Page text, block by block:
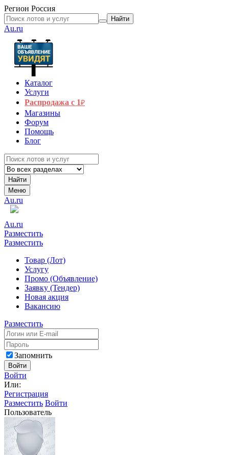
Регион Россия
Найти
Au.ru
Каталог
Услуги
Распродажа с 1₽
Магазины
Форум
Помощь
Блог
Найти
Меню
Au.ru
Au.ru
Разместить
Разместить
Товар (Лот)
Услугу
Промо (Объявление)
Заявку (Тендер)
Новая акция
Вакансию
Разместить
Запомнить
Войти
Войти
Или:
Регистрация
Разместить Войти
Пользователь